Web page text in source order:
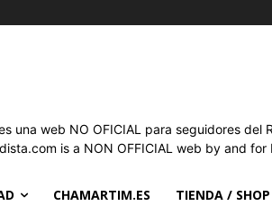
una web NO OFICIAL para seguidores del
is a NON OFFICIAL web by and
CHAMARTIM.ES TIENDA / SHOP